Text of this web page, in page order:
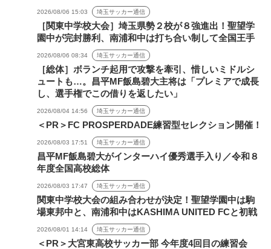
2026/08/06 15:03 埼玉サッカー通信
［関東中学校大会］埼玉県勢２校が８強進出！聖望学
園中が完封勝利、南浦和中は打ち合い制して全国王手
2026/08/06 08:34 埼玉サッカー通信
［総体］ボランチ起用で攻撃を牽引、惜しいミドルシ
ュートも…。昌平MF飯島碧大主将は「プレミアで成長
し、選手権でこの借りを返したい」
2026/08/04 14:56 埼玉サッカー通信
＜PR＞FC PROSPERDADE練習型セレクション開催！
2026/08/03 17:51 埼玉サッカー通信
昌平MF飯島碧大がインターハイ優秀選手入り／令和８
年度全国高校総体
2026/08/03 17:47 埼玉サッカー通信
関東中学校大会の組み合わせが決定！聖望学園中は駒
場東邦中と、南浦和中はKASHIMA UNITED FCと初戦
2026/08/01 14:14 埼玉サッカー通信
＜PR＞大宮東高校サッカー部 今年度4回目の練習会